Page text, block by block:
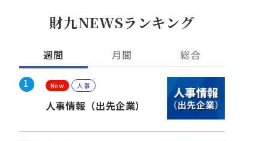
財九NEWSランキング
週間 月間 総合
1 New 人事
人事情報（出先企業）